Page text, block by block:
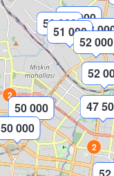
52
47
2
52 000
43
51 000
50 000
50 000
50 000
2
50 000